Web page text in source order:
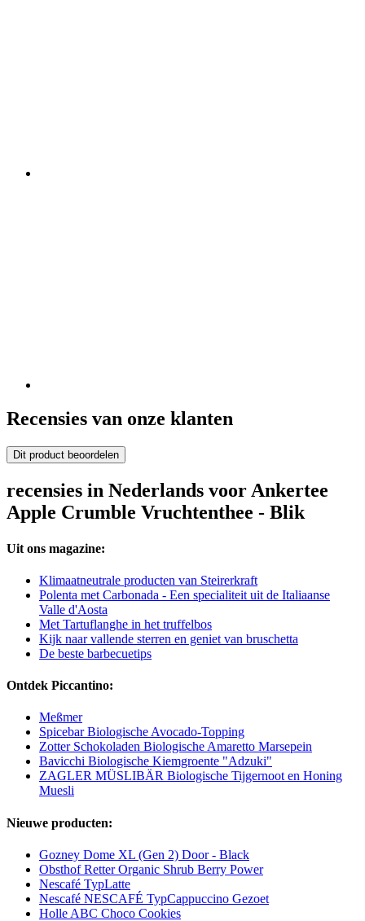
Recensies van onze klanten
Dit product beoordelen
recensies in Nederlands voor Ankertee
Apple Crumble Vruchtenthee - Blik
Uit ons magazine:
Klimaatneutrale producten van Steirerkraft
Polenta met Carbonada - Een specialiteit uit de Italiaanse
Valle d'Aosta
Met Tartuflanghe in het truffelbos
Kijk naar vallende sterren en geniet van bruschetta
De beste barbecuetips
Ontdek Piccantino:
Meßmer
Spicebar Biologische Avocado-Topping
Zotter Schokoladen Biologische Amaretto Marsepein
Bavicchi Biologische Kiemgroente "Adzuki"
ZAGLER MÜSLIBÄR Biologische Tijgernoot en Honing
Muesli
Nieuwe producten:
Gozney Dome XL (Gen 2) Door - Black
Obsthof Retter Organic Shrub Berry Power
Nescafé TypLatte
Nescafé NESCAFÉ TypCappuccino Gezoet
Holle ABC Choco Cookies